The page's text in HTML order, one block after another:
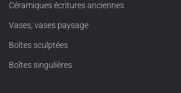
Céramiques écritures anciennes
Vases, vases paysage
Boîtes sculptées
Boîtes singulières